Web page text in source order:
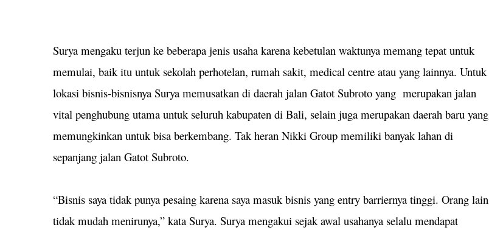
Surya mengaku terjun ke beberapa jenis usaha karena kebetulan waktunya memang tepat untuk
memulai, baik itu untuk sekolah perhotelan, rumah sakit, medical centre atau yang lainnya. Untuk
lokasi bisnis-bisnisnya Surya memusatkan di daerah jalan Gatot Subroto yang merupakan jalan
vital penghubung utama untuk seluruh kabupaten di Bali, selain juga merupakan daerah baru yang
memungkinkan untuk bisa berkembang. Tak heran Nikki Group memiliki banyak lahan di
sepanjang jalan Gatot Subroto.
“Bisnis saya tidak punya pesaing karena saya masuk bisnis yang entry barriernya tinggi. Orang lain
tidak mudah menirunya,” kata Surya. Surya mengakui sejak awal usahanya selalu mendapat